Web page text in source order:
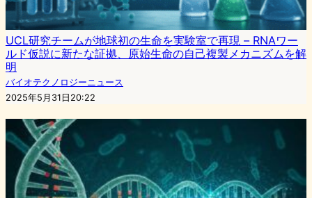
UCL研究チームが地球初の生命を実験室で再現 – RNAワー
ルド仮説に新たな証拠、原始生命の自己複製メカニズムを解
明
バイオテクノロジーニュース
2025年5月31日20:22